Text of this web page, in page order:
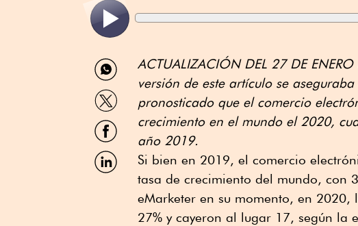
Compartir
por
WhatsApp
Compartir
por
Twitter
Compartir
por
Facebook
Compartir
por
ACTUALIZACIÓN DEL 27 DE
versión de este artículo se
pronosticado que el comercio
crecimiento en el mundo el 2020,
año 2019.
Si bien en 2019, el comercio
tasa de crecimiento del mundo, con
eMarketer en su momento, en 2020,
27% y cayeron al lugar 17, según la